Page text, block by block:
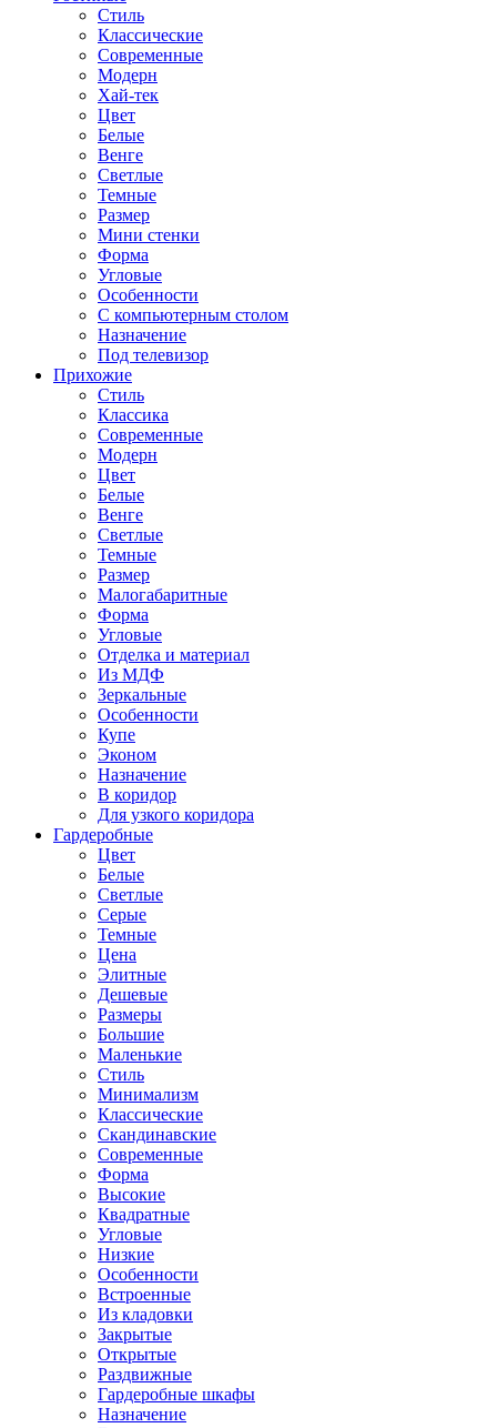
Стиль
Классические
Современные
Модерн
Хай-тек
Цвет
Белые
Венге
Светлые
Темные
Размер
Мини стенки
Форма
Угловые
Особенности
С компьютерным столом
Назначение
Под телевизор
Прихожие
Стиль
Классика
Современные
Модерн
Цвет
Белые
Венге
Светлые
Темные
Размер
Малогабаритные
Форма
Угловые
Отделка и материал
Из МДФ
Зеркальные
Особенности
Купе
Эконом
Назначение
В коридор
Для узкого коридора
Гардеробные
Цвет
Белые
Светлые
Серые
Темные
Цена
Элитные
Дешевые
Размеры
Большие
Маленькие
Стиль
Минимализм
Классические
Скандинавские
Современные
Форма
Высокие
Квадратные
Угловые
Низкие
Особенности
Встроенные
Из кладовки
Закрытые
Открытые
Раздвижные
Гардеробные шкафы
Назначение